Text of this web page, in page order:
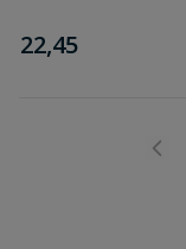
€
22,45